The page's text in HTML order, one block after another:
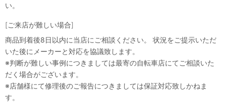
い。
[ご来店が難しい場合]
商品到着後8日以内に当店にご相談ください。 状況をご提示いただ
いた後にメーカーと対応を協議致します。
※判断が難しい事例につきましては最寄の自転車店にてご相談いた
だく場合がございます。
※店舗様にて修理後のご報告につきましては保証対応致しかねま
す。